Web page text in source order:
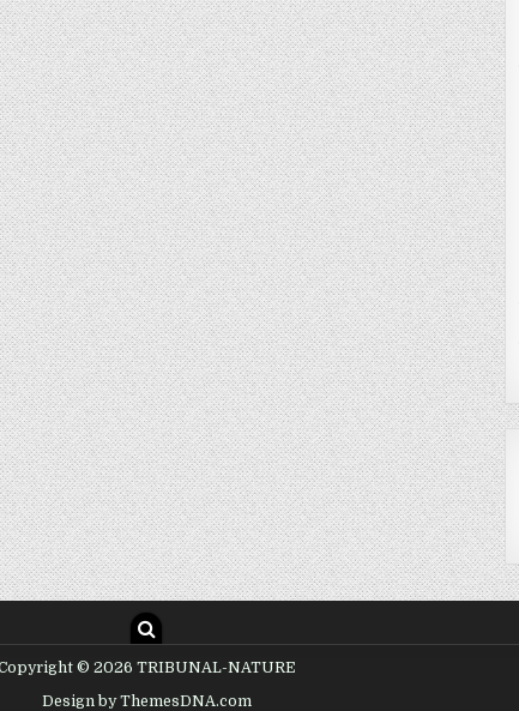
© 2026 TRIBUNAL-NATURE
Design by ThemesDNA.com